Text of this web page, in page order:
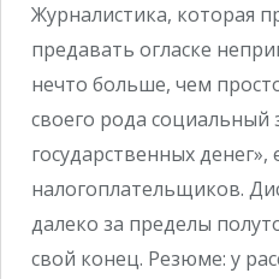
Журналистика, которая
предавать огласке
нечто больше, чем
своего рода социальный
государственных денег»,
налогоплательщиков.
далеко за пределы
свой конец. Резюме: у